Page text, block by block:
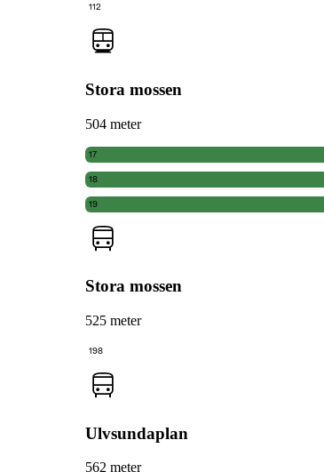
112
Stora mossen
504 meter
17
18
19
Stora mossen
525 meter
198
Ulvsundaplan
562 meter